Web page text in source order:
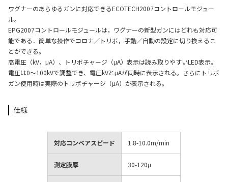
ワグナーのあらゆるガンに対応できるECOTECH2007コントロールモジュー
ル。
EPG2007コントロールモジュールは，ワグナーの新型ガンにはどれも対応可
能である．簡単な操作でコロナ／トリボ，手動／自動の設定に切り換えるこ
とができる。
高電圧（kV，μA）、トリボチャージ（μA）表示は読み取りやすいLED表示。
電圧は0～100kVで調整でき、電圧kVとμAが同時に表示される。さらにトリボ
ガン使用時は実際のトリボチャージ（μA）が表示される。
仕様
対応コンベアスピード 1.8-10.0m/min
測定膜厚 30-120μ